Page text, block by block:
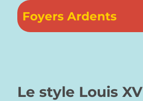
Foyers Ardents
Le style Louis XV